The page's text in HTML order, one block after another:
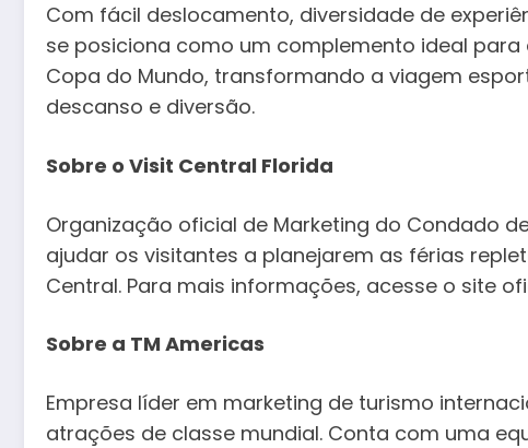
Com fácil deslocamento, diversidade de
se posiciona como um complemento ideal
Copa do Mundo, transformando a viagem
descanso e diversão.
Sobre o Visit Central Florida
Organização oficial de Marketing do Condado
ajudar os visitantes a planejarem as férias
Central. Para mais informações, acesse o site
Sobre a TM Americas
Empresa líder em marketing de turismo
atrações de classe mundial. Conta com uma